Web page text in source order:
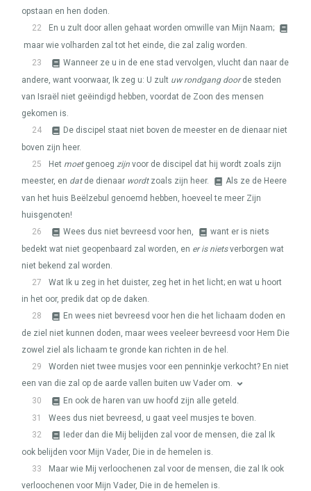
opstaan en hen doden.
22
En u zult door allen gehaat worden omwille van Mijn Naam;
maar wie volharden zal tot het einde, die zal zalig worden.
23
Wanneer ze u in de ene stad vervolgen, vlucht dan naar de
andere, want voorwaar, Ik zeg u: U zult uw rondgang doorde steden
van Israël niet geëindigd hebben, voordat de Zoon des mensen
gekomen is.
24
De discipel staat niet boven de meester en de dienaar niet
boven zijn heer.
25
Het moetgenoeg zijn voor de discipel dat hij wordt zoals zijn
meester, en datde dienaar wordtzoals zijn heer.
Als ze de Heere
van het huis Beëlzebul genoemd hebben, hoeveel te meer Zijn
huisgenoten!
26
Wees dus niet bevreesd voor hen,
want er is niets
bedekt wat niet geopenbaard zal worden, en er is nietsverborgen wat
niet bekend zal worden.
27
Wat Ik u zeg in het duister, zeg het in het licht; en wat u hoort
in het oor, predik dat op de daken.
28
En wees niet bevreesd voor hen die het lichaam doden en
de ziel niet kunnen doden, maar wees veeleer bevreesd voor Hem Die
zowel ziel als lichaam te gronde kan richten in de hel.
29
Worden niet twee musjes voor een penninkje verkocht? En niet
een van die zal op de aarde vallen buiten uw Vader om.
30
En ook de haren van uw hoofd zijn alle geteld.
31
Wees dus niet bevreesd, u gaat veel musjes te boven.
32
Ieder dan die Mij belijden zal voor de mensen, die zal Ik
ook belijden voor Mijn Vader, Die in de hemelen is.
33
Maar wie Mij verloochenen zal voor de mensen, die zal Ik ook
verloochenen voor Mijn Vader, Die in de hemelen is.